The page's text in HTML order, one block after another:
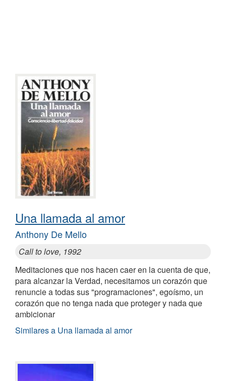
Una llamada al amor
Anthony De Mello
Call to love, 1992
Meditaciones que nos hacen caer en la cuenta de que,
para alcanzar la Verdad, necesitamos un corazón que
renuncie a todas sus "programaciones", egoísmo, un
corazón que no tenga nada que proteger y nada que
ambicionar
Similares a Una llamada al amor